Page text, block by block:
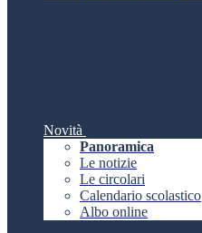
Novità
Panoramica
Le notizie
Le circolari
Calendario scolastico
Albo online